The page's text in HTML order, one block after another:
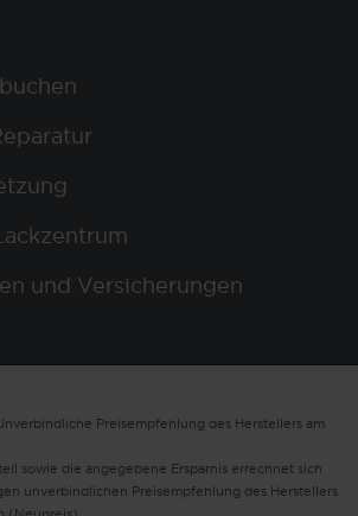
und Versicherungen
Preisempfehlung des Herstellers am
sowie die angegebene Ersparnis errechnet sich
unverbindlichen Preisempfehlung des Herstellers